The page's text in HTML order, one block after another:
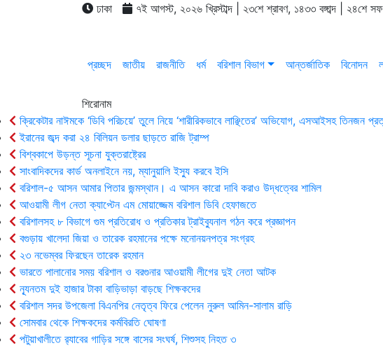
ঢাকা ৭ই আগস্ট, ২০২৬ খ্রিস্টাব্দ | ২৩শে শ্রাবণ, ১৪৩৩ বঙ্গাব্দ | ২৪শে
প্রচ্ছদ জাতীয় রাজনীতি ধর্ম বরিশাল বিভাগ আন্তর্জাতিক বিনোদন
শিরোনাম
ক্রিকেটার নাঈমকে ‘ডিবি পরিচয়ে’ তুলে নিয়ে ‘শারীরিকভাবে লাঞ্ছিতের’ অভিযোগ, এসআইসহ তিনজন
ইরানের জব্দ করা ২৪ বিলিয়ন ডলার ছাড়তে রাজি ট্রাম্প
বিশ্বকাপে উড়ন্ত সূচনা যুক্তরাষ্ট্রের
সাংবাদিকদের কার্ড অনলাইনে নয়, ম্যানুয়ালি ইস্যু করবে ইসি
বরিশাল-৫ আসন আমার পিতার জন্মস্থান। এ আসন কারো দাবি করাও উদ্ধত্বের শামিল
আওয়ামী লীগ নেতা ক্যাপ্টেন এম মোয়াজ্জেম বরিশাল ডিবি হেফাজতে
বরিশালসহ ৮ বিভাগে গুম প্রতিরোধ ও প্রতিকার ট্রাইব্যুনাল গঠন করে প্রজ্ঞাপন
বগুড়ায় খালেদা জিয়া ও তারেক রহমানের পক্ষে মনোনয়নপত্র সংগ্রহ
২৩ নভেম্বর ফিরছেন তারেক রহমান
ভারতে পালানোর সময় ব‌রিশাল ও বরগুনার আওয়ামী লীগের দুই নেতা আটক
ন্যূনতম দুই হাজার টাকা বাড়িভাড়া বাড়ছে শিক্ষকদের
বরিশাল সদর উপজেলা বিএনপির নেতৃত্ব ফিরে পেলেন নুরুল আমিন-সালাম রাড়ি
সোমবার থেকে শিক্ষকদের কর্মবিরতি ঘোষণা
পটুয়াখালীতে র‍্যাবের গাড়ির সঙ্গে বাসের সংঘর্ষ, শিশুসহ নিহত ৩